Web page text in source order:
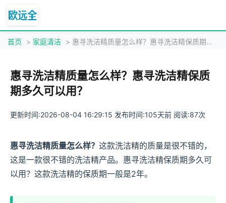
首页 > 家庭清洁 > 惠寻洗洁精质量怎么样？惠寻洗洁精保质期多久可以用？
惠寻洗洁精质量怎么样？惠寻洗洁精保质
期多久可以用？
更新时间:2026-08-04 16:29:15 发布时间:105天前 阅读:87次
惠寻洗洁精质量怎么样？ 这款洗洁精的质量是很不错的，
这是一款很不错的洗洁精产品。惠寻洗洁精保质期多久可
以用？这款洗洁精的保质期一般是2年。